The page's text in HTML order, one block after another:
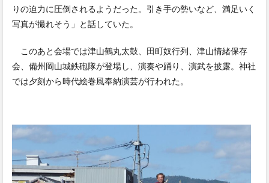
りの迫力に圧倒されるようだった。引き手の勢いなど、満足いく
写真が撮れそう」と話していた。
このあと会場では津山鶴丸太鼓、田町奴行列、津山情緒保存
会、備州岡山城鉄砲隊が登場し、演奏や踊り、演武を披露。神社
では夕刻から時代絵巻風奉納演芸が行われた。